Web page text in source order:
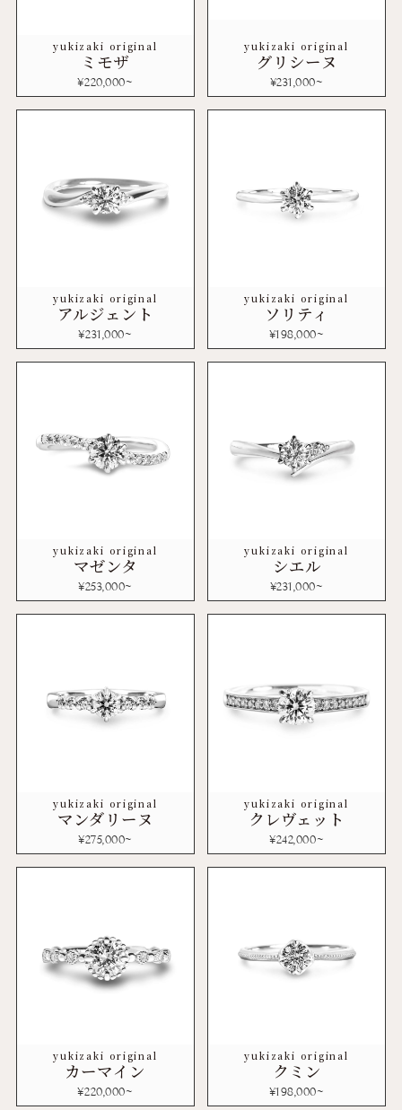
yukizaki original
ミモザ
¥220,000~
yukizaki original
グリシーヌ
¥231,000~
yukizaki original
アルジェント
¥231,000~
yukizaki original
ソリティ
¥198,000~
yukizaki original
マゼンタ
¥253,000~
yukizaki original
シエル
¥231,000~
yukizaki original
マンダリーヌ
¥275,000~
yukizaki original
クレヴェット
¥242,000~
yukizaki original
カーマイン
¥220,000~
yukizaki original
クミン
¥198,000~